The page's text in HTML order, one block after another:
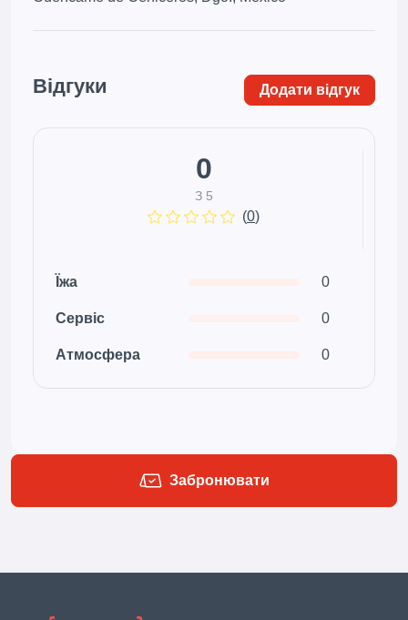
Відгуки Додати відгук
0
З 5
(0)
Їжа
Сервіс
Атмосфера
0
0
0
Забронювати